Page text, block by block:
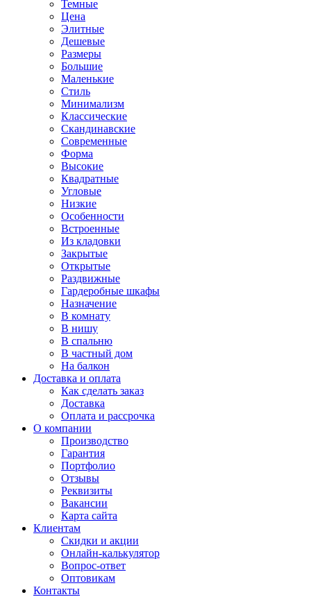
Темные
Цена
Элитные
Дешевые
Размеры
Большие
Маленькие
Стиль
Минимализм
Классические
Скандинавские
Современные
Форма
Высокие
Квадратные
Угловые
Низкие
Особенности
Встроенные
Из кладовки
Закрытые
Открытые
Раздвижные
Гардеробные шкафы
Назначение
В комнату
В нишу
В спальню
В частный дом
На балкон
Доставка и оплата
Как сделать заказ
Доставка
Оплата и рассрочка
О компании
Производство
Гарантия
Портфолио
Отзывы
Реквизиты
Вакансии
Карта сайта
Клиентам
Скидки и акции
Онлайн-калькулятор
Вопрос-ответ
Оптовикам
Контакты